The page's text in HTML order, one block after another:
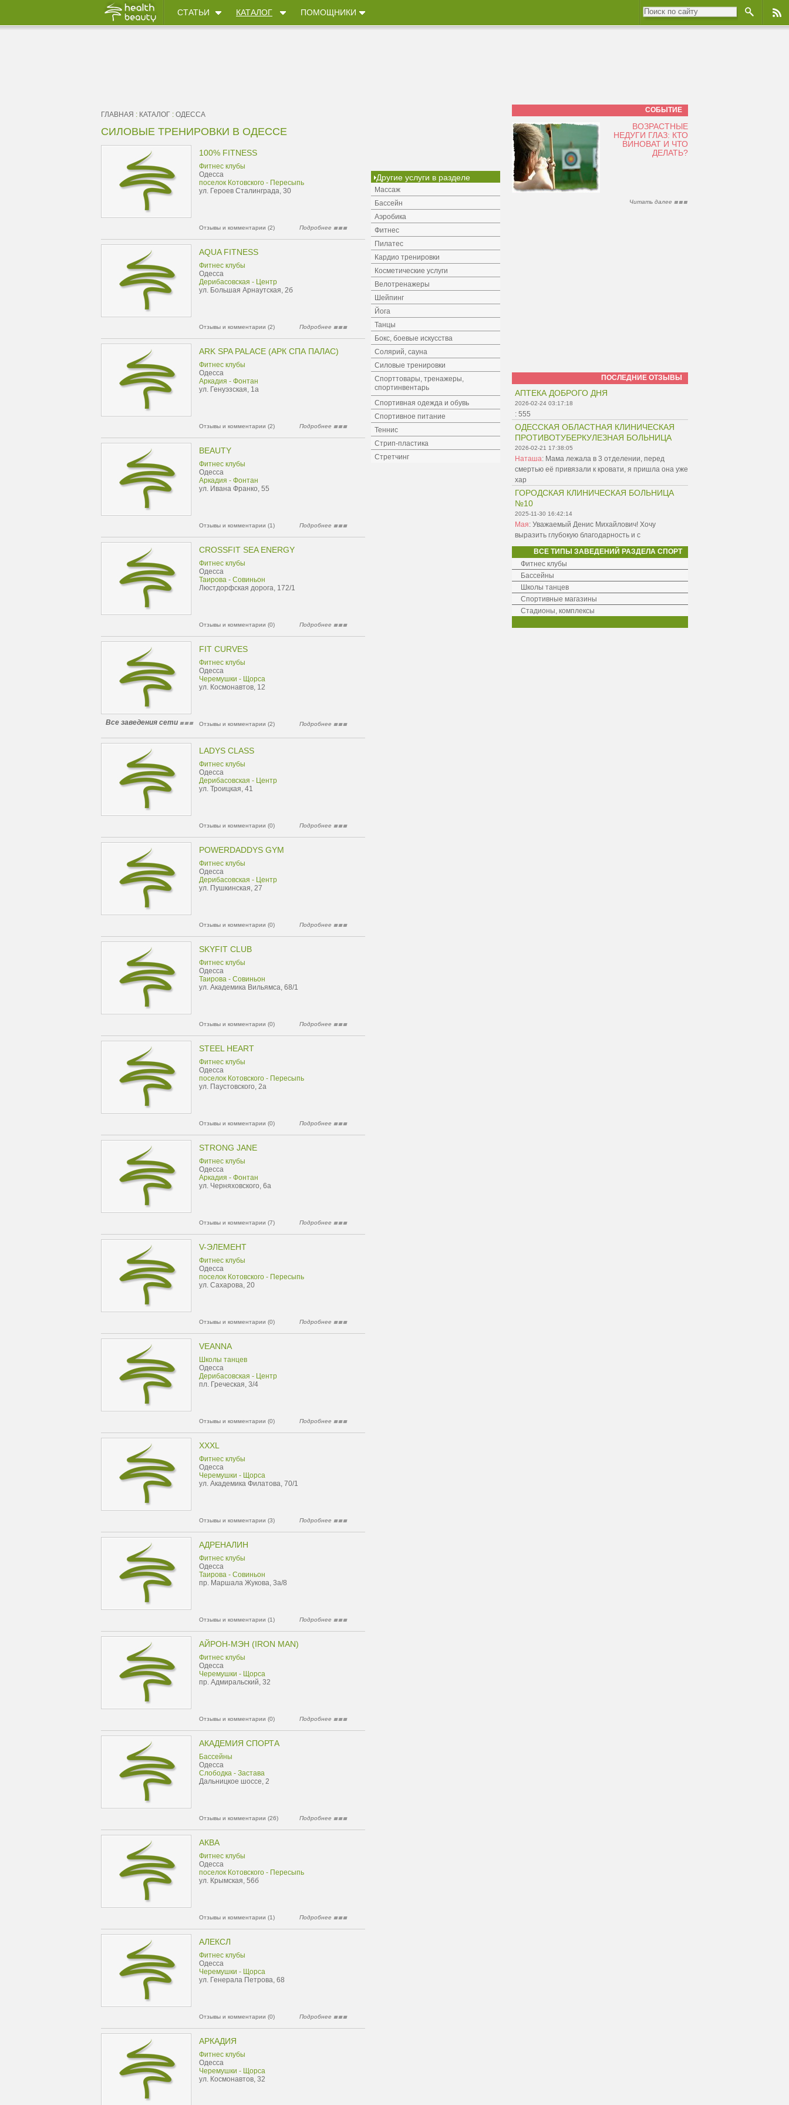
СТАТЬИ КАТАЛОГ ПОМОЩНИКИ
ГЛАВНАЯ : КАТАЛОГ : ОДЕССА
СИЛОВЫЕ ТРЕНИРОВКИ В ОДЕССЕ
100% FITNESS
Фитнес клубы
Одесса
поселок Котовского - Пересыпь
ул. Героев Сталинграда, 30
Отзывы и комментарии (2) Подробнее
AQUA FITNESS
Фитнес клубы
Одесса
Дерибасовская - Центр
ул. Большая Арнаутская, 2б
Отзывы и комментарии (2) Подробнее
ARK SPA PALACE (АРК СПА ПАЛАС)
Фитнес клубы
Одесса
Аркадия - Фонтан
ул. Генуэзская, 1а
Отзывы и комментарии (2) Подробнее
BEAUTY
Фитнес клубы
Одесса
Аркадия - Фонтан
ул. Ивана Франко, 55
Отзывы и комментарии (1) Подробнее
CROSSFIT SEA ENERGY
Фитнес клубы
Одесса
Таирова - Совиньон
Люстдорфская дорога, 172/1
Отзывы и комментарии (0) Подробнее
FIT CURVES
Фитнес клубы
Одесса
Черемушки - Щорса
ул. Космонавтов, 12
Все заведения сети Отзывы и комментарии (2) Подробнее
LADYS CLASS
Фитнес клубы
Одесса
Дерибасовская - Центр
ул. Троицкая, 41
Отзывы и комментарии (0) Подробнее
POWERDADDYS GYM
Фитнес клубы
Одесса
Дерибасовская - Центр
ул. Пушкинская, 27
Отзывы и комментарии (0) Подробнее
SKYFIT CLUB
Фитнес клубы
Одесса
Таирова - Совиньон
ул. Академика Вильямса, 68/1
Отзывы и комментарии (0) Подробнее
STEEL HEART
Фитнес клубы
Одесса
поселок Котовского - Пересыпь
ул. Паустовского, 2а
Отзывы и комментарии (0) Подробнее
STRONG JANE
Фитнес клубы
Одесса
Аркадия - Фонтан
ул. Черняховского, 6а
Отзывы и комментарии (7) Подробнее
V-ЭЛЕМЕНТ
Фитнес клубы
Одесса
поселок Котовского - Пересыпь
ул. Сахарова, 20
Отзывы и комментарии (0) Подробнее
VEANNA
Школы танцев
Одесса
Дерибасовская - Центр
пл. Греческая, 3/4
Отзывы и комментарии (0) Подробнее
XXXL
Фитнес клубы
Одесса
Черемушки - Щорса
ул. Академика Филатова, 70/1
Отзывы и комментарии (3) Подробнее
АДРЕНАЛИН
Фитнес клубы
Одесса
Таирова - Совиньон
пр. Маршала Жукова, 3а/8
Отзывы и комментарии (1) Подробнее
АЙРОН-МЭН (IRON MAN)
Фитнес клубы
Одесса
Черемушки - Щорса
пр. Адмиральский, 32
Отзывы и комментарии (0) Подробнее
АКАДЕМИЯ СПОРТА
Бассейны
Одесса
Слободка - Застава
Дальницкое шоссе, 2
Отзывы и комментарии (26) Подробнее
АКВА
Фитнес клубы
Одесса
поселок Котовского - Пересыпь
ул. Крымская, 56б
Отзывы и комментарии (1) Подробнее
АЛЕКСЛ
Фитнес клубы
Одесса
Черемушки - Щорса
ул. Генерала Петрова, 68
Отзывы и комментарии (0) Подробнее
АРКАДИЯ
Фитнес клубы
Одесса
Черемушки - Щорса
ул. Космонавтов, 32
Другие услуги в разделе
Массаж
Бассейн
Аэробика
Фитнес
Пилатес
Кардио тренировки
Косметические услуги
Велотренажеры
Шейпинг
Йога
Танцы
Бокс, боевые искусства
Солярий, сауна
Силовые тренировки
Спорттовары, тренажеры,
спортинвентарь
Спортивная одежда и обувь
Спортивное питание
Теннис
Стрип-пластика
Стретчинг
СОБЫТИЕ
ВОЗРАСТНЫЕ
НЕДУГИ ГЛАЗ: КТО
ВИНОВАТ И ЧТО
ДЕЛАТЬ?
Читать далее
ПОСЛЕДНИЕ ОТЗЫВЫ
АПТЕКА ДОБРОГО ДНЯ
2026-02-24 03:17:18
: 555
ОДЕССКАЯ ОБЛАСТНАЯ КЛИНИЧЕСКАЯ
ПРОТИВОТУБЕРКУЛЕЗНАЯ БОЛЬНИЦА
2026-02-21 17:38:05
Наташа: Мама лежала в 3 отделении, перед
смертью её привязали к кровати, я пришла она уже
хар
ГОРОДСКАЯ КЛИНИЧЕСКАЯ БОЛЬНИЦА
№10
2025-11-30 16:42:14
Мая: Уважаемый Денис Михайлович! Хочу
выразить глубокую благодарность и с
ВСЕ ТИПЫ ЗАВЕДЕНИЙ РАЗДЕЛА СПОРТ
Фитнес клубы
Бассейны
Школы танцев
Cпортивные магазины
Стадионы, комплексы